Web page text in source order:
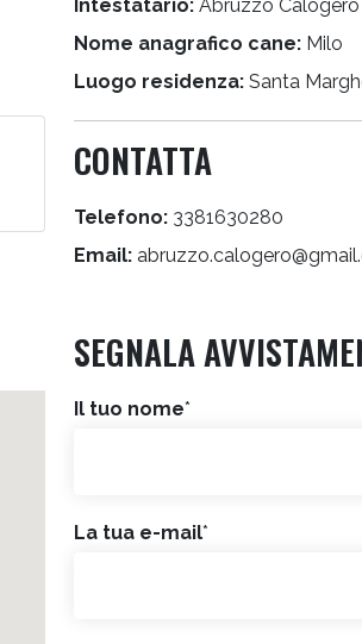
Intestatario: Abruzzo Calogero
Nome anagrafico cane: Milo
Luogo residenza: Santa
CONTATTA
Telefono: 3381630280
Email:
SEGNALA
Il tuo nome*
La tua e-mail*